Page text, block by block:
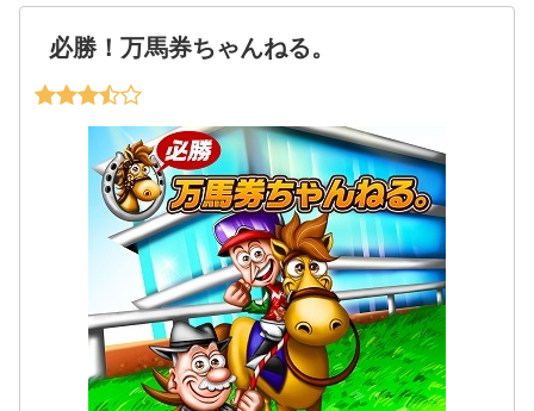
必勝！万馬券ちゃんねる。